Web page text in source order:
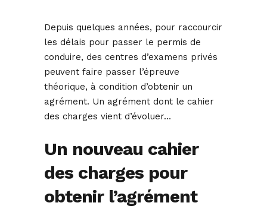
Depuis quelques années, pour raccourcir
les délais pour passer le permis de
conduire, des centres d’examens privés
peuvent faire passer l’épreuve
théorique, à condition d’obtenir un
agrément. Un agrément dont le cahier
des charges vient d’évoluer…
Un nouveau cahier
des charges pour
obtenir l’agrément